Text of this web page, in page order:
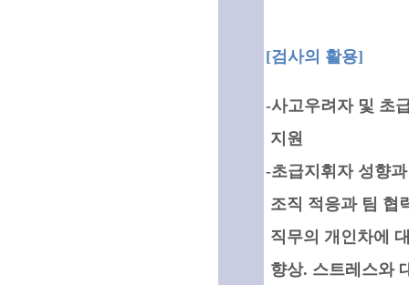
[검사의 활용]
-사고우려자 및 초
지원
-초급지휘자 성향
조직 적응과 팀 협
직무의 개인차에
향상. 스트레스와